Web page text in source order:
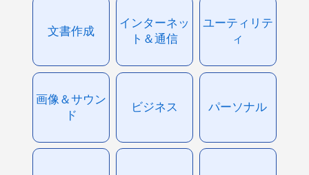
文書作成
インターネッ
ト＆通信
ユーティリテ
ィ
画像＆サウン
ド
ビジネス パーソナル